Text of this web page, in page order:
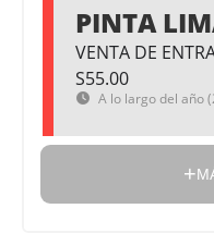
PINTA
VENTA DE
S55.00
A lo largo del año